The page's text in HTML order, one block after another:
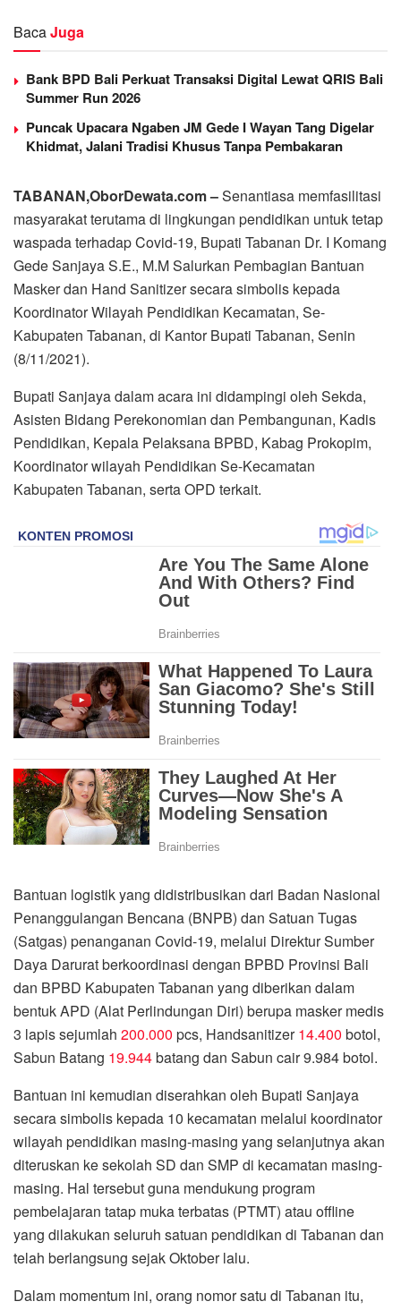
BacaJuga
Bank BPD Bali Perkuat Transaksi Digital Lewat QRIS Bali
Summer Run 2026
Puncak Upacara Ngaben JM Gede I Wayan Tang Digelar
Khidmat, Jalani Tradisi Khusus Tanpa Pembakaran
TABANAN,OborDewata.com –Senantiasa memfasilitasi
masyarakat terutama di lingkungan pendidikan untuk tetap
waspada terhadap Covid-19, Bupati Tabanan Dr. I Komang
Gede Sanjaya S.E., M.M Salurkan Pembagian Bantuan
Masker dan Hand Sanitizer secara simbolis kepada
Koordinator Wilayah Pendidikan Kecamatan, Se-
Kabupaten Tabanan, di Kantor Bupati Tabanan, Senin
(8/11/2021).
Bupati Sanjaya dalam acara ini didampingi oleh Sekda,
Asisten Bidang Perekonomian dan Pembangunan, Kadis
Pendidikan, Kepala Pelaksana BPBD, Kabag Prokopim,
Koordinator wilayah Pendidikan Se-Kecamatan
Kabupaten Tabanan, serta OPD terkait.
Bantuan logistik yang didistribusikan dari Badan Nasional
Penanggulangan Bencana (BNPB) dan Satuan Tugas
(Satgas) penanganan Covid-19, melalui Direktur Sumber
Daya Darurat berkoordinasi dengan BPBD Provinsi Bali
dan BPBD Kabupaten Tabanan yang diberikan dalam
bentuk APD (Alat Perlindungan Diri) berupa masker medis
3 lapis sejumlah 200.000 pcs, Handsanitizer14.400 botol,
Sabun Batang 19.944batang dan Sabun cair 9.984 botol.
Bantuan ini kemudian diserahkan oleh Bupati Sanjaya
secara simbolis kepada 10 kecamatan melalui koordinator
wilayah pendidikan masing-masing yang selanjutnya akan
diteruskan ke sekolah SD dan SMP di kecamatan masing-
masing. Hal tersebut guna mendukung program
pembelajaran tatap muka terbatas (PTMT) atau offline
yang dilakukan seluruh satuan pendidikan di Tabanan dan
telah berlangsung sejak Oktober lalu.
Dalam momentum ini, orang nomor satu di Tabanan itu,